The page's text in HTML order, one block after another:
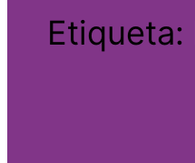
Etiqueta: